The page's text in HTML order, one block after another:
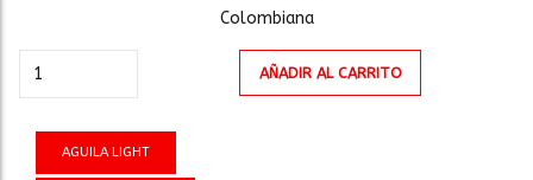
Colombiana
LIGHT
1Lt
AÑADIR AL CARRITO
AGUILA LIGHT